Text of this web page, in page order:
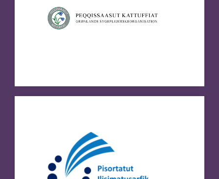
Pisortatut Ilisimatusarfik
Ledelseakademiet
Repenso ApS